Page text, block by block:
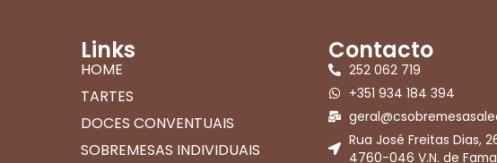
Links
HOME
TARTES
DOCES CONVENTUAIS
SOBREMESAS INDIVIDUAIS
Contacto
252 062 719
+351 934 184 394
Rua José Freitas Dias,
4760-046 V.N. de